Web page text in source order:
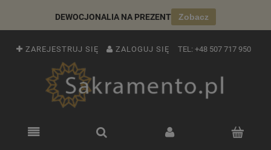
DEWOCJONALIA NA PREZENT Zobacz
ZAREJESTRUJ SIĘ ZALOGUJ SIĘ TEL: +48 507 717 950